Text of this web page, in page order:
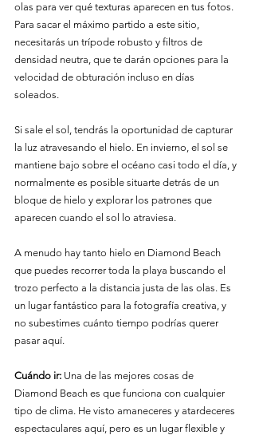
olas para ver qué texturas aparecen en tus fotos.
Para sacar el máximo partido a este sitio,
necesitarás un trípode robusto y filtros de
densidad neutra, que te darán opciones para la
velocidad de obturación incluso en días
soleados.
Si sale el sol, tendrás la oportunidad de capturar
la luz atravesando el hielo. En invierno, el sol se
mantiene bajo sobre el océano casi todo el día, y
normalmente es posible situarte detrás de un
bloque de hielo y explorar los patrones que
aparecen cuando el sol lo atraviesa.
A menudo hay tanto hielo en Diamond Beach
que puedes recorrer toda la playa buscando el
trozo perfecto a la distancia justa de las olas. Es
un lugar fantástico para la fotografía creativa, y
no subestimes cuánto tiempo podrías querer
pasar aquí.
Cuándo ir: Una de las mejores cosas de
Diamond Beach es que funciona con cualquier
tipo de clima. He visto amaneceres y atardeceres
espectaculares aquí, pero es un lugar flexible y